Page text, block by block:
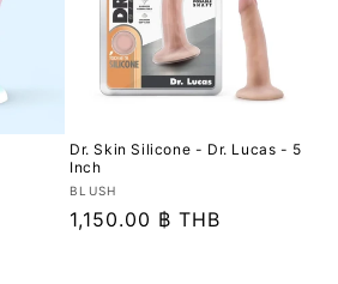
Dr. Skin Silicone - Dr. Lucas - 5
Inch
เวน
เด
BLUSH
ราคา
1,150.00 ฿ THB